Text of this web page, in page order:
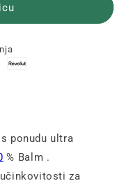
ponudu ultra
% Balm .
učinkovitosti za